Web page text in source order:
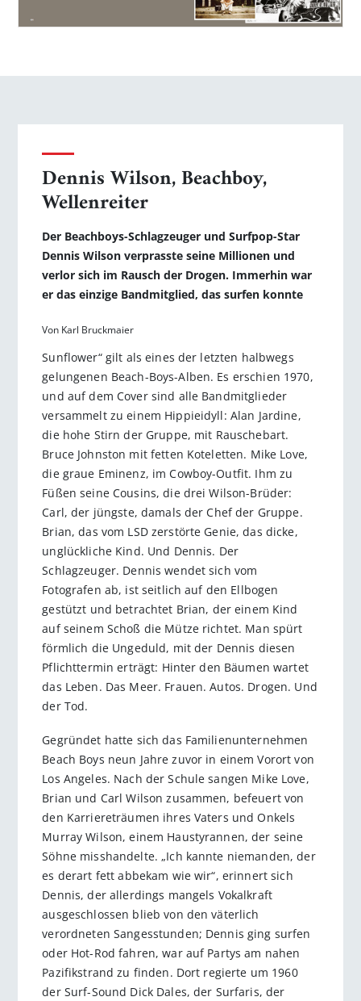
Dennis Wilson, Beachboy,
Wellenreiter
Der Beachboys-Schlagzeuger und Surfpop-Star
Dennis Wilson verprasste seine Millionen und
verlor sich im Rausch der Drogen. Immerhin war
er das einzige Bandmitglied, das surfen konnte
Von Karl Bruckmaier
Sunflower“ gilt als eines der letzten halbwegs
gelungenen Beach-Boys-Alben. Es erschien 1970,
und auf dem Cover sind alle Bandmitglieder
versammelt zu einem Hippieidyll: Alan Jardine,
die hohe Stirn der Gruppe, mit Rauschebart.
Bruce Johnston mit fetten Koteletten. Mike Love,
die graue Eminenz, im Cowboy-Outfit. Ihm zu
Füßen seine Cousins, die drei Wilson-Brüder:
Carl, der jüngste, damals der Chef der Gruppe.
Brian, das vom LSD zerstörte Genie, das dicke,
unglückliche Kind. Und Dennis. Der
Schlagzeuger. Dennis wendet sich vom
Fotografen ab, ist seitlich auf den Ellbogen
gestützt und betrachtet Brian, der einem Kind
auf seinem Schoß die Mütze richtet. Man spürt
förmlich die Ungeduld, mit der Dennis diesen
Pflichttermin erträgt: Hinter den Bäumen wartet
das Leben. Das Meer. Frauen. Autos. Drogen. Und
der Tod.
Gegründet hatte sich das Familienunternehmen
Beach Boys neun Jahre zuvor in einem Vorort von
Los Angeles. Nach der Schule sangen Mike Love,
Brian und Carl Wilson zusammen, befeuert von
den Karriereträumen ihres Vaters und Onkels
Murray Wilson, einem Haustyrannen, der seine
Söhne misshandelte. „Ich kannte niemanden, der
es derart fett abbekam wie wir“, erinnert sich
Dennis, der allerdings mangels Vokalkraft
ausgeschlossen blieb von den väterlich
verordneten Sangesstunden; Dennis ging surfen
oder Hot-Rod fahren, war auf Partys am nahen
Pazifikstrand zu finden. Dort regierte um 1960
der Surf-Sound Dick Dales, der Surfaris, der